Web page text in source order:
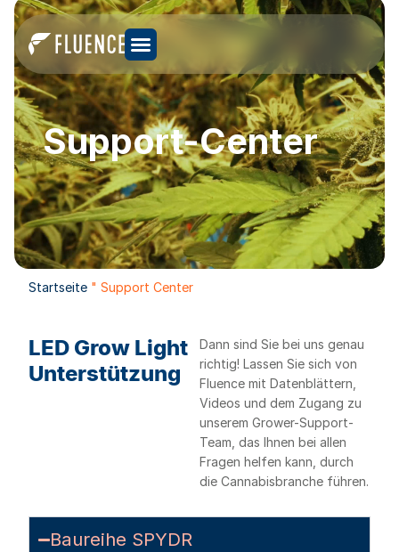
Support-Center
Startseite " Support Center
LED Grow Light
Unterstützung
Dann sind Sie bei uns genau
richtig! Lassen Sie sich von
Fluence mit Datenblättern,
Videos und dem Zugang zu
unserem Grower-Support-
Team, das Ihnen bei allen
Fragen helfen kann, durch
die Cannabisbranche führen.
Baureihe SPYDR